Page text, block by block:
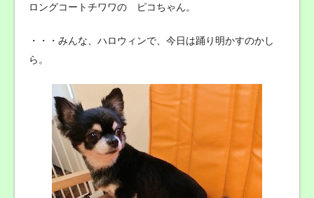
ロングコートチワワの ピコちゃん。
・・・みんな、ハロウィンで、今日は踊り明かすのかし
ら。